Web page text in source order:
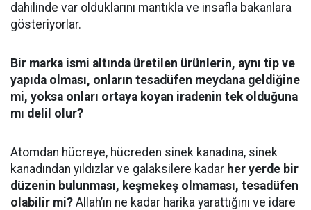
dahilinde var olduklarını mantıkla ve insafla bakanlara
gösteriyorlar.
Bir marka ismi altında üretilen ürünlerin, aynı tip ve
yapıda olması, onların tesadüfen meydana geldiğine
mi, yoksa onları ortaya koyan iradenin tek olduğuna
mı delil olur?
Atomdan hücreye, hücreden sinek kanadına, sinek
kanadından yıldızlar ve galaksilere kadar her yerde bir
düzenin bulunması, keşmekeş olmaması, tesadüfen
olabilir mi? Allah’ın ne kadar harika yarattığını ve idare